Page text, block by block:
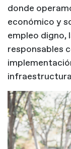
donde
económico y
empleo digno,
responsables